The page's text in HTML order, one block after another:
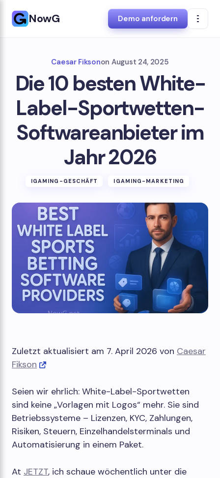
NowG Demo anfordern
Caesar Fiksonon August 24, 2025
Die 10 besten White-
Label-Sportwetten-
Softwareanbieter im
Jahr 2026
IGAMING-GESCHÄFT IGAMING-MARKETING
Zuletzt aktualisiert am 7. April 2026 von Caesar
Fikson
Seien wir ehrlich: White-Label-Sportwetten
sind keine „Vorlagen mit Logos“ mehr. Sie sind
Betriebssysteme – Lizenzen, KYC, Zahlungen,
Risiken, Steuern, Einzelhandelsterminals und
Automatisierung in einem Paket.
At JETZT, ich schaue wöchentlich unter die